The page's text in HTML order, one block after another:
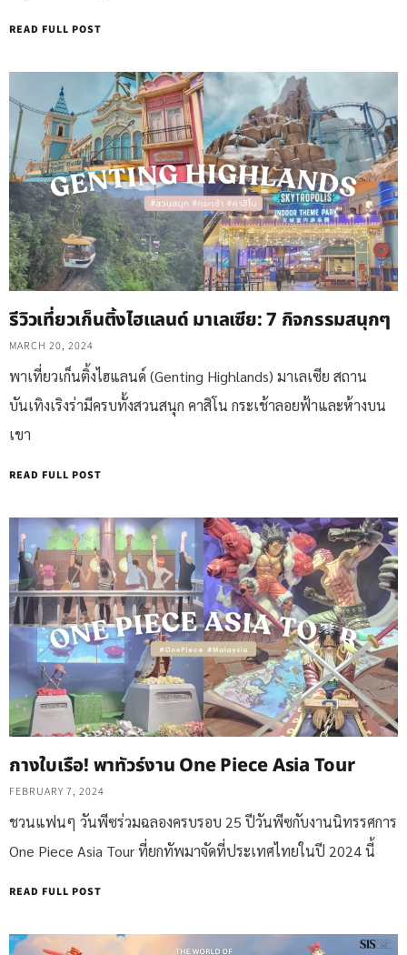
READ FULL POST
รีวิวเที่ยวเก็นติ้งไฮแลนด์ มาเลเซีย: 7 กิจกรรมสนุกๆ
MARCH 20, 2024
พาเที่ยวเก็นติ้งไฮแลนด์ (Genting Highlands) มาเลเซีย สถาน
บันเทิงเริงร่ามีครบทั้งสวนสนุก คาสิโน กระเช้าลอยฟ้าและห้างบน
เขา
READ FULL POST
กางใบเรือ! พาทัวร์งาน One Piece Asia Tour
FEBRUARY 7, 2024
ชวนแฟนๆ วันพีซร่วมฉลองครบรอบ 25 ปีวันพีซกับงานนิทรรศการ
One Piece Asia Tour ที่ยกทัพมาจัดที่ประเทศไทยในปี 2024 นี้
READ FULL POST